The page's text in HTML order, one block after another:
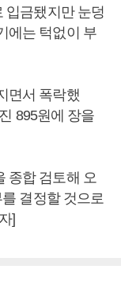
입금됐지만 눈덩
에는 턱없이 부
면서 폭락했
895원에 장을
종합 검토해 오
결정할 것으로
]